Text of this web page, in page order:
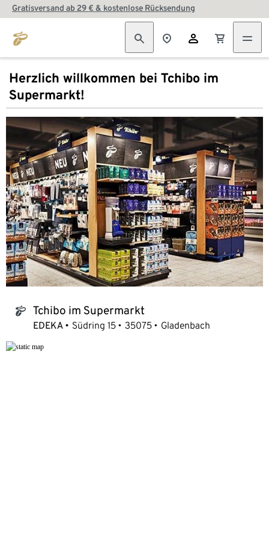
Gratisversand ab 29 € & kostenlose Rücksendung
Herzlich willkommen bei Tchibo im
Supermarkt!
tchibo_logo Tchibo im Supermarkt
EDEKA Südring 15 35075 Gladenbach